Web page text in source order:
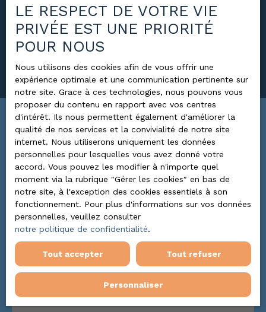
Budget max (€)
Surface min (m²)
Rechercher
Pertinence
Trier par
ALERTE MAIL
139 900€
LE RESPECT DE VOTRE VIE
PRIVÉE EST UNE PRIORITÉ
POUR NOUS
Nous utilisons des cookies afin de vous offrir une
expérience optimale et une communication pertinente sur
notre site. Grace à ces technologies, nous pouvons vous
proposer du contenu en rapport avec vos centres
d'intérêt. Ils nous permettent également d'améliorer la
qualité de nos services et la convivialité de notre site
internet. Nous utiliserons uniquement les données
personnelles pour lesquelles vous avez donné votre
accord. Vous pouvez les modifier à n'importe quel
moment via la rubrique ″Gérer les cookies″ en bas de
notre site, à l'exception des cookies essentiels à son
fonctionnement. Pour plus d'informations sur vos données
personnelles, veuillez consulter
notre politique de confidentialité.
Tout accepter Tout refuser
Personnaliser